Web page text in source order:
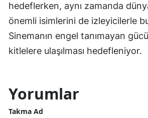
hedeflerken, aynı zamanda
önemli isimlerini de izleyicilerle
Sinemanın engel tanımayan
kitlelere ulaşılması hedefleniyor.
Yorumlar
Takma Ad